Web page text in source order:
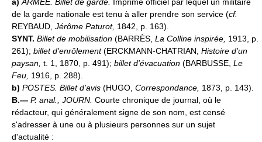
de la garde nationale est tenu à aller prendre son service (cf.
REYBAUD, Jérôme Paturot, 1842, p. 163).
SYNT. Billet de mobilisation (BARRÈS, La Colline inspirée, 1913, p.
261); billet d'enrôlement(ERCKMANN-CHATRIAN, Histoire d'un
paysan, t. 1, 1870, p. 491); billet d'évacuation (BARBUSSE, Le
Feu, 1916, p. 288).
b) POSTES. Billet d'avis (HUGO, Correspondance, 1873, p. 143).
B.— P. anal., JOURN. Courte chronique de journal, où le
rédacteur, qui généralement signe de son nom, est censé
s'adresser à une ou à plusieurs personnes sur un sujet
d'actualité :